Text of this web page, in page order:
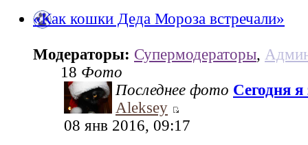
«Как кошки Деда Мороза встречали»
Модераторы: Супермодераторы,
18 Фото
Последнее фото Сегодня
Aleksey
08 янв 2016, 09:17